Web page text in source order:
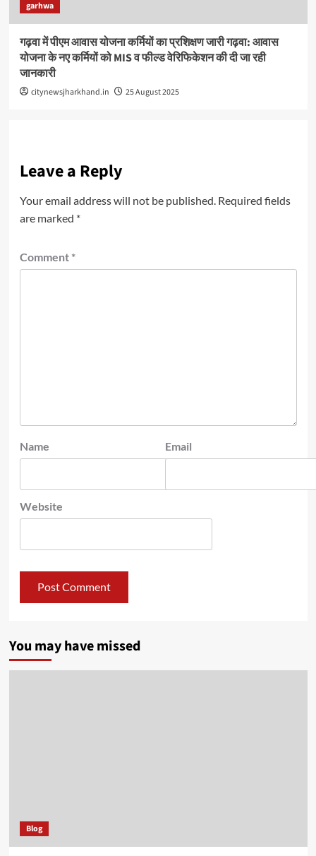
garhwa
गढ़वा में पीएम आवास योजना कर्मियों का प्रशिक्षण जारी गढ़वा: आवास
योजना के नए कर्मियों को MIS व फील्ड वेरिफिकेशन की दी जा रही
जानकारी
citynewsjharkhand.in 25 August 2025
Leave a Reply
Your email address will not be published. Required fields
are marked *
Comment *
Name Email
Website
You may have missed
Blog